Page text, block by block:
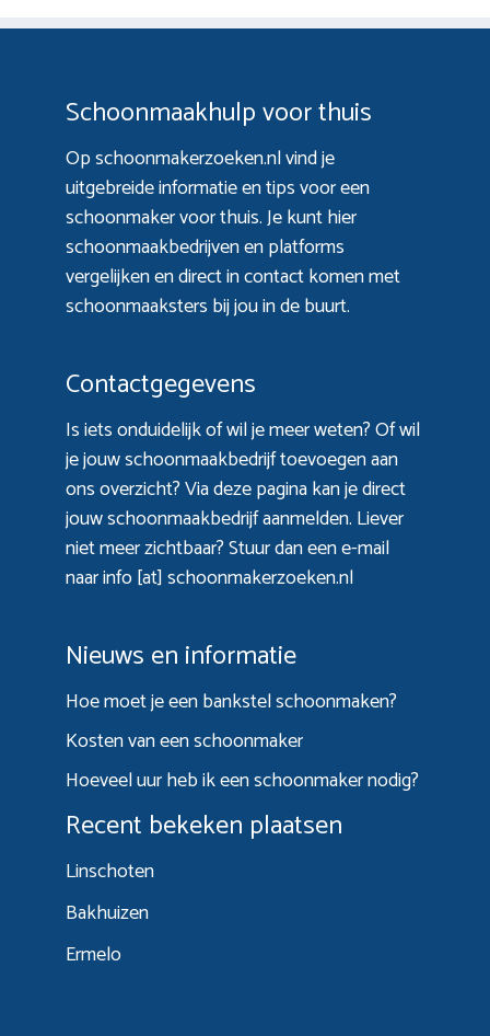
Schoonmaakhulp voor thuis
Op schoonmakerzoeken.nl vind je
uitgebreide informatie en tips voor een
schoonmaker voor thuis. Je kunt hier
schoonmaakbedrijven en platforms
vergelijken en direct in contact komen met
schoonmaaksters bij jou in de buurt.
Contactgegevens
Is iets onduidelijk of wil je meer weten? Of wil
je jouw schoonmaakbedrijf toevoegen aan
ons overzicht? Viadeze paginakan je direct
jouw schoonmaakbedrijf aanmelden. Liever
niet meer zichtbaar? Stuur dan een e-mail
naar info [at] schoonmakerzoeken.nl
Nieuws en informatie
Hoe moet je een bankstel schoonmaken?
Kosten van een schoonmaker
Hoeveel uur heb ik een schoonmaker nodig?
Recent bekeken plaatsen
Linschoten
Bakhuizen
Ermelo